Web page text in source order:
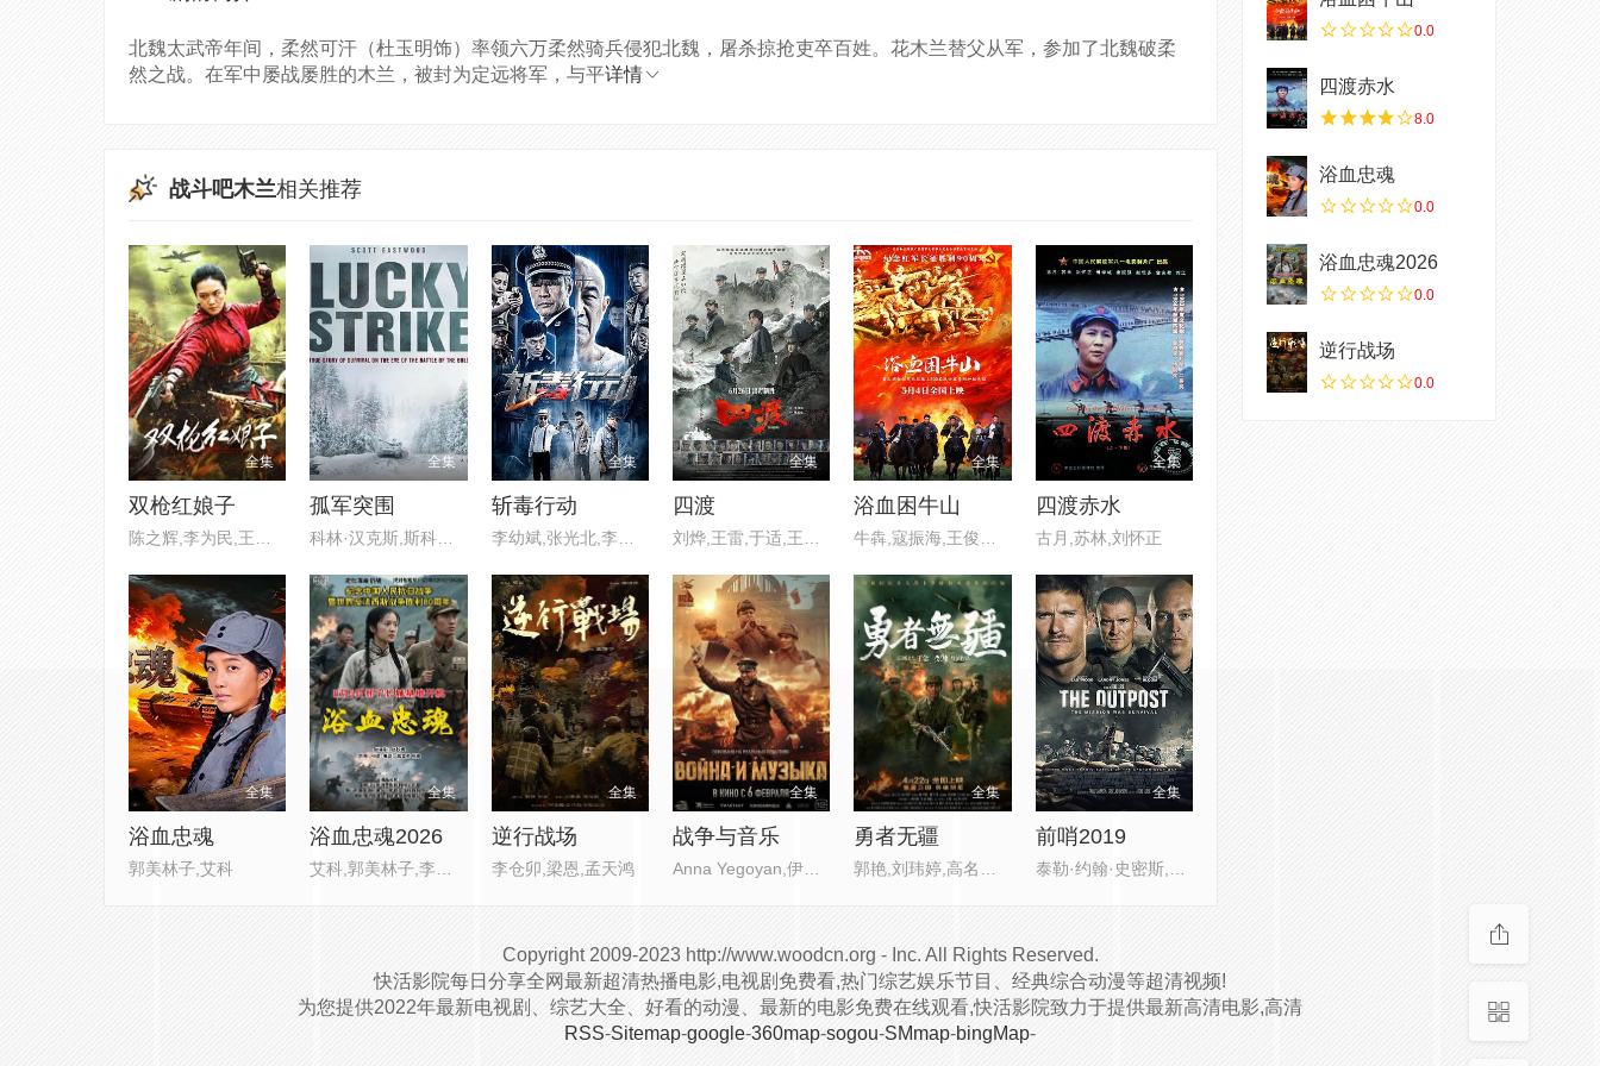
北魏太武帝年间，柔然可汗（杜玉明饰）率领六万柔然骑兵侵犯北魏，屠杀掠抢吏卒百姓。花木兰替父从军，参加了北魏破柔
然之战。在军中屡战屡胜的木兰，被封为定远将军，与平详情
战斗吧木兰相关推荐
全集
双枪红娘子
陈之辉,李为民,王岗岗,谢宁,王
全集
孤军突围
科林·汉克斯,斯科特·伊斯特伍德
全集
斩毒行动
李幼斌,张光北,李雨桐
全集
四渡
刘烨,王雷,于适,王志飞,王耀庆
全集
浴血困牛山
牛犇,寇振海,王俊东,卢海华,肖
全集
四渡赤水
古月,苏林,刘怀正
全集
浴血忠魂
郭美林子,艾科
全集
浴血忠魂2026
全集
逆行战场
李仓卯,梁恩,孟天鸿
全集
战争与音乐
Anna Yegoyan,伊丽莎
全集
勇者无疆
全集
前哨2019
0.0
四渡赤水
8.0
浴血忠魂
0.0
浴血忠魂2026
0.0
逆行战场
0.0
Copyright2009-2023 http://www.woodcn.org - Inc. All Rights Reserved.
快活影院每日分享全网最新超清热播电影,电视剧免费看,热门综艺娱乐节目、经典综合动漫等超清视频!
为您提供2022年最新电视剧、综艺大全、好看的动漫、最新的电影免费在线观看,快活影院致力于提供最新高清电影,高清
RSS-Sitemap-google-360map-sogou-SMmap-bingMap-